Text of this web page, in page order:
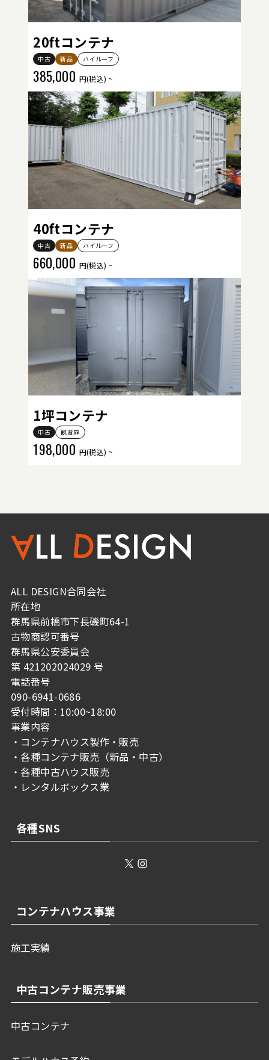
20ftコンテナ
中古 新品 ハイルーフ
385,000 円(税込) ~
40ftコンテナ
中古 新品 ハイルーフ
660,000 円(税込) ~
1坪コンテナ
中古 観音扉
198,000 円(税込) ~
ALL DESIGN合同会社
所在地
群馬県前橋市下長磯町64-1
古物商認可番号
群馬県公安委員会
第 421202024029 号
電話番号
090-6941-0686
受付時間：10:00~18:00
事業内容
・コンテナハウス製作・販売
・各種コンテナ販売（新品・中古）
・各種中古ハウス販売
・レンタルボックス業
各種SNS
コンテナハウス事業
施工実績
中古コンテナ販売事業
中古コンテナ